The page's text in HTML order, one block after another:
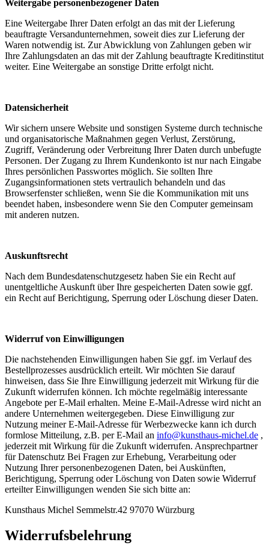
Weitergabe personenbezogener Daten
Eine Weitergabe Ihrer Daten erfolgt an das mit der Lieferung
beauftragte Versandunternehmen, soweit dies zur Lieferung der
Waren notwendig ist. Zur Abwicklung von Zahlungen geben wir
Ihre Zahlungsdaten an das mit der Zahlung beauftragte Kreditinstitut
weiter. Eine Weitergabe an sonstige Dritte erfolgt nicht.
Datensicherheit
Wir sichern unsere Website und sonstigen Systeme durch technische
und organisatorische Maßnahmen gegen Verlust, Zerstörung,
Zugriff, Veränderung oder Verbreitung Ihrer Daten durch unbefugte
Personen. Der Zugang zu Ihrem Kundenkonto ist nur nach Eingabe
Ihres persönlichen Passwortes möglich. Sie sollten Ihre
Zugangsinformationen stets vertraulich behandeln und das
Browserfenster schließen, wenn Sie die Kommunikation mit uns
beendet haben, insbesondere wenn Sie den Computer gemeinsam
mit anderen nutzen.
Auskunftsrecht
Nach dem Bundesdatenschutzgesetz haben Sie ein Recht auf
unentgeltliche Auskunft über Ihre gespeicherten Daten sowie ggf.
ein Recht auf Berichtigung, Sperrung oder Löschung dieser Daten.
Widerruf von Einwilligungen
Die nachstehenden Einwilligungen haben Sie ggf. im Verlauf des
Bestellprozesses ausdrücklich erteilt. Wir möchten Sie darauf
hinweisen, dass Sie Ihre Einwilligung jederzeit mit Wirkung für die
Zukunft widerrufen können. Ich möchte regelmäßig interessante
Angebote per E-Mail erhalten. Meine E-Mail-Adresse wird nicht an
andere Unternehmen weitergegeben. Diese Einwilligung zur
Nutzung meiner E-Mail-Adresse für Werbezwecke kann ich durch
formlose Mitteilung, z.B. per E-Mail an info@kunsthaus-michel.de ,
jederzeit mit Wirkung für die Zukunft widerrufen. Ansprechpartner
für Datenschutz Bei Fragen zur Erhebung, Verarbeitung oder
Nutzung Ihrer personenbezogenen Daten, bei Auskünften,
Berichtigung, Sperrung oder Löschung von Daten sowie Widerruf
erteilter Einwilligungen wenden Sie sich bitte an:
Kunsthaus Michel Semmelstr.42 97070 Würzburg
Widerrufsbelehrung